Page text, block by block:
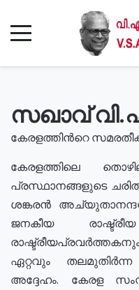
സഖാവ്
കേരളത്തിൻറെ
കേരളത്തിലെ
പ്രസ്ഥാനങ്ങളുടെ
ശങ്കരൻ
ജനകീയ
രാഷ്ട്രീയപ്രവർത്തകനും
ഏറ്റവും
അദ്ദേഹം. കേരള